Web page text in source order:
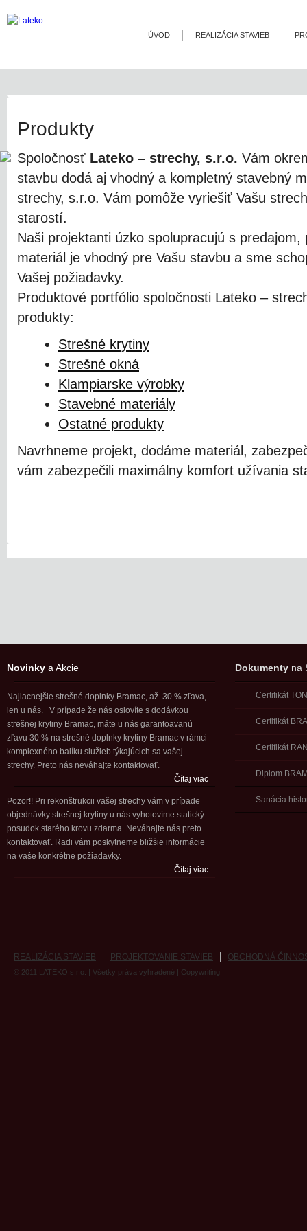
ÚVOD REALIZÁCIA STAVIEB
Produkty
Spoločnosť Lateko – strechy, s.r.o. Vám
stavbu dodá aj vhodný a kompletný stavebný
strechy, s.r.o. Vám pomôže vyriešiť Vašu
starostí.
Naši projektanti úzko spolupracujú s
materiál je vhodný pre Vašu stavbu a sme
Vašej požiadavky.
Produktové portfólio spoločnosti Lateko –
produkty:
Strešné krytiny
Strešné okná
Klampiarske výrobky
Stavebné materiály
Ostatné produkty
Navrhneme projekt, dodáme materiál,
vám zabezpečili maximálny komfort užívania
Novinky a Akcie
Najlacnejšie strešné doplnky Bramac, až 30 % zľava,
len u nás. V prípade že nás oslovíte s dodávkou
strešnej krytiny Bramac, máte u nás garantoavanú
zľavu 30 % na strešné doplnky krytiny Bramac v rámci
komplexného balíku služieb týkajúcich sa vašej
strechy. Preto nás neváhajte kontaktovať.
Čítaj viac
Pozor!! Pri rekonštrukcii vašej strechy vám v prípade
objednávky strešnej krytiny u nás vyhotovíme statický
posudok starého krovu zdarma. Neváhajte nás preto
kontaktovať. Radi vám poskytneme bližšie informácie
na vaše konkrétne požiadavky.
Čítaj viac
Dokumentyna
Certifikát
Certifikát
Certifikát
Diplom
Sanácia
REALIZÁCIA STAVIEB PROJEKTOVANIE STAVIEB OBCHODNÁ
© 2011 LATEKO s.r.o. | Všetky práva vyhradené | Copywriting